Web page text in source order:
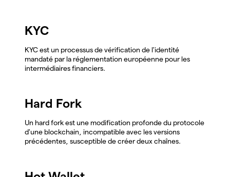
KYC
KYC est un processus de vérification de l'identité
mandaté par la réglementation européenne pour les
intermédiaires financiers.
Hard Fork
Un hard fork est une modification profonde du protocole
d'une blockchain, incompatible avec les versions
précédentes, susceptible de créer deux chaînes.